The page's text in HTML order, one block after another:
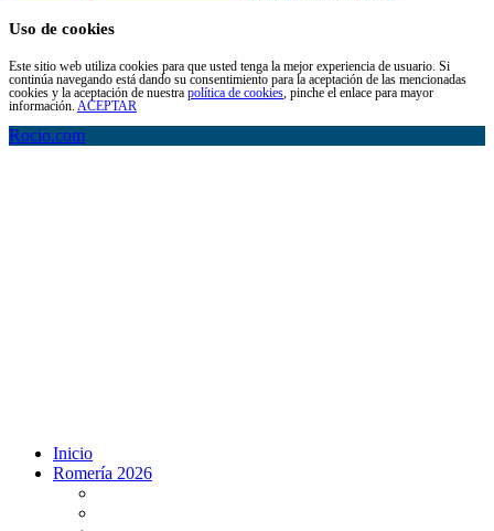
Uso de cookies
Este sitio web utiliza cookies para que usted tenga la mejor experiencia de usuario. Si
continúa navegando está dando su consentimiento para la aceptación de las mencionadas
cookies y la aceptación de nuestra política de cookies, pinche el enlace para mayor
información. ACEPTAR
Rocio.com
Inicio
Romería 2026